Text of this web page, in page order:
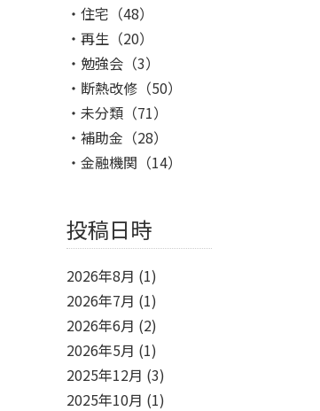
住宅 （48）
再生 （20）
勉強会 （3）
断熱改修 （50）
未分類 （71）
補助金 （28）
金融機関 （14）
投稿日時
2026年8月 (1)
2026年7月 (1)
2026年6月 (2)
2026年5月 (1)
2025年12月 (3)
2025年10月 (1)